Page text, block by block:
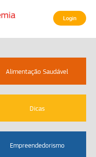
Login
Alimentação Saudável
Dicas
Empreendedorismo